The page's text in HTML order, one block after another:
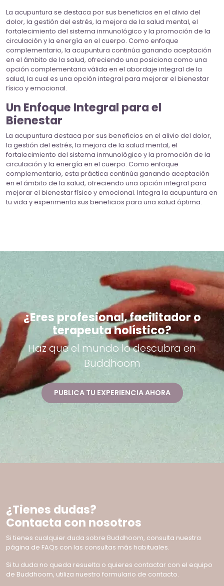
La acupuntura se destaca por sus beneficios en el alivio del
dolor, la gestión del estrés, la mejora de la salud mental, el
fortalecimiento del sistema inmunológico y la promoción de la
circulación y la energía en el cuerpo. Como enfoque
complementario, la acupuntura continúa ganando aceptación
en el ámbito de la salud, ofreciendo una posiciona como una
opción complementaria válida en el abordaje integral de la
salud, la cual es una opción integral para mejorar el bienestar
físico y emocional.
Un Enfoque Integral para el
Bienestar
La acupuntura destaca por sus beneficios en el alivio del dolor,
la gestión del estrés, la mejora de la salud mental, el
fortalecimiento del sistema inmunológico y la promoción de la
circulación y la energía en el cuerpo. Como enfoque
complementario, esta práctica continúa ganando aceptación
en el ámbito de la salud, ofreciendo una opción integral para
mejorar el bienestar físico y emocional. Integra la acupuntura en
tu vida y experimenta sus beneficios para una salud óptima.
¿Eres profesional, facilitador o
terapeuta holístico?
Haz que el mundo lo descubra en
Buddhoom
PUBLICA TU EXPERIENCIA AHORA
¿Tienes dudas?
Contacta con nosotros
Si tienes cualquier duda sobre Buddhoom, consulta nuestra
página de FAQs con las consultas más habituales.
Si tu duda no queda resuelta o quieres contactar con el equipo
de Buddhoom, utiliza nuestro formulario de contacto.